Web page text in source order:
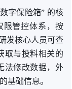
数字保险箱” 的核
管控体系， 按
发核心人员可查
取与投料相关的
法修改数据，外
基础信息。